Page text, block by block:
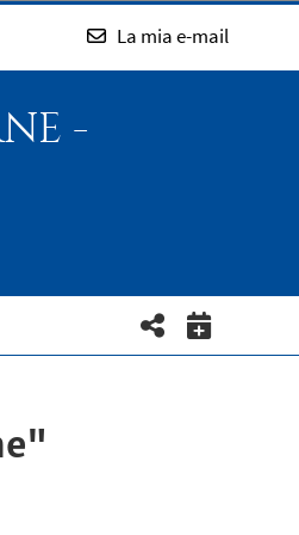
La mia e-mail
-